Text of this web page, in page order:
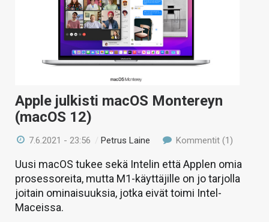
Apple julkisti macOS Montereyn
(macOS 12)
7.6.2021 - 23:56 /Petrus Laine Kommentit (1)
Uusi macOS tukee sekä Intelin että Applen omia
prosessoreita, mutta M1-käyttäjille on jo tarjolla
joitain ominaisuuksia, jotka eivät toimi Intel-
Maceissa.